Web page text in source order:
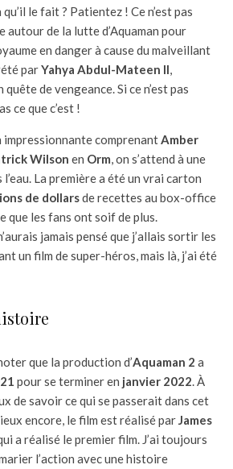
le fait ? Patientez ! Ce n’est pas
autour de la lutte d’Aquaman pour
en danger à cause du malveillant
parYahya Abdul-Mateen II,
de vengeance. Si ce n’est pas
ce que c’est !
comprenantAmber
Wilson en Orm, on s’attend à une
La première a été un vrai carton
de dollarsde recettes au box-office
que les fans ont soif de plus.
jamais pensé que j’allais sortir les
un film de super-héros, mais là, j’ai été
que la production d’Aquaman 2 a
pour se terminer en janvier 2022. À
de savoir ce qui se passerait dans cet
encore, le film est réalisé parJames
a réalisé le premier film. J’ai toujours
l’action avec une histoire